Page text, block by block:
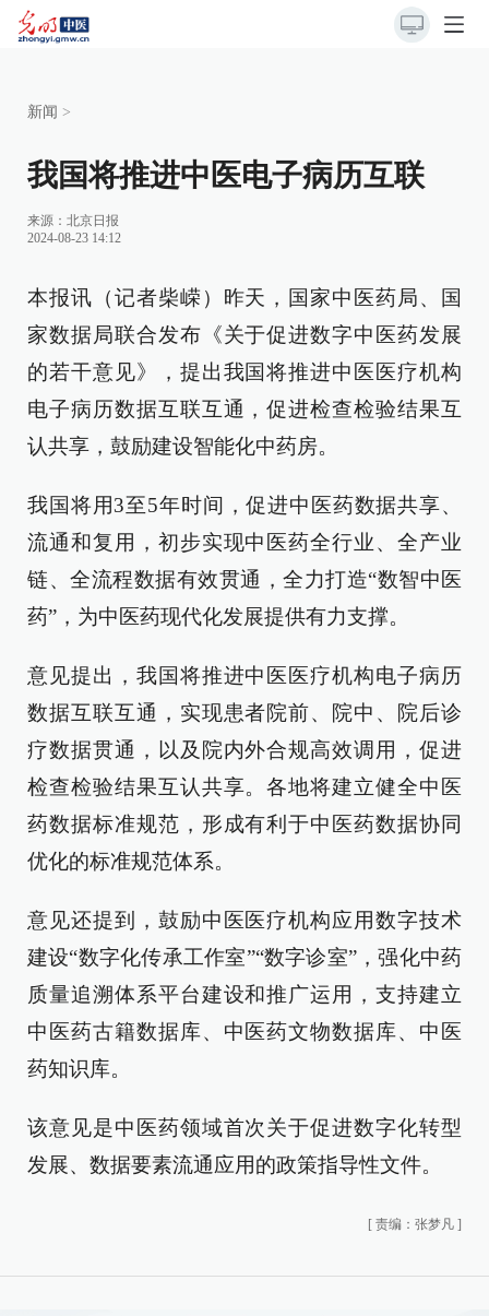
新闻 >
我国将推进中医电子病历互联
来源： 北京日报
2024-08-23 14:12
本报讯（记者柴嵘）昨天，国家中医药局、国
家数据局联合发布《关于促进数字中医药发展
的若干意见》，提出我国将推进中医医疗机构
电子病历数据互联互通，促进检查检验结果互
认共享，鼓励建设智能化中药房。
我国将用3至5年时间，促进中医药数据共享、
流通和复用，初步实现中医药全行业、全产业
链、全流程数据有效贯通，全力打造“数智中医
药”，为中医药现代化发展提供有力支撑。
意见提出，我国将推进中医医疗机构电子病历
数据互联互通，实现患者院前、院中、院后诊
疗数据贯通，以及院内外合规高效调用，促进
检查检验结果互认共享。各地将建立健全中医
药数据标准规范，形成有利于中医药数据协同
优化的标准规范体系。
意见还提到，鼓励中医医疗机构应用数字技术
建设“数字化传承工作室”“数字诊室”，强化中药
质量追溯体系平台建设和推广运用，支持建立
中医药古籍数据库、中医药文物数据库、中医
药知识库。
该意见是中医药领域首次关于促进数字化转型
发展、数据要素流通应用的政策指导性文件。
[ 责编：张梦凡 ]